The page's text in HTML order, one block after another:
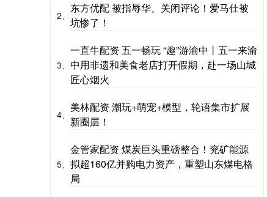
2、
东方优配 被指辱华、关闭评论！爱马仕被
坑惨了！
3、
一直牛配资 五一畅玩 “趣”游渝中丨五一来渝
中用非遗和美食老店打开假期，赴一场山城
匠心烟火
4、
美林配资 潮玩+萌宠+模型，轮语集市扩展
新圈层！
5、
金管家配资 煤炭巨头重磅整合！兖矿能源
拟超160亿并购电力资产，重塑山东煤电格
局